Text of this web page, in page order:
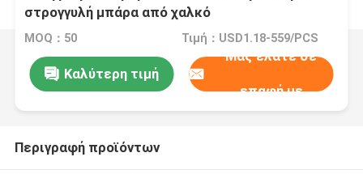
στρογγυλή μπάρα από χαλκό
MOQ：50 Τιμή：USD1.18-559/PCS
Καλύτερη τιμή
Μας ελάτε σε
επαφή με
Περιγραφή προϊόντων